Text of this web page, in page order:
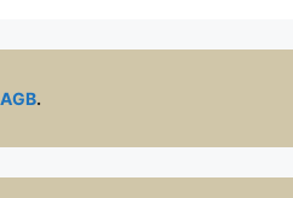
AGB.